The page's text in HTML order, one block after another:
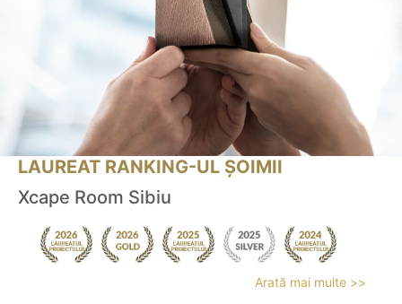
LAUREAT RANKING-UL ȘOIMII
Xcape Room Sibiu
Arată mai multe >>